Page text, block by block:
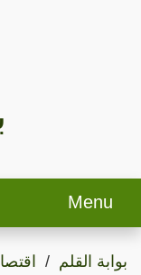
Menu
بوابة القلم